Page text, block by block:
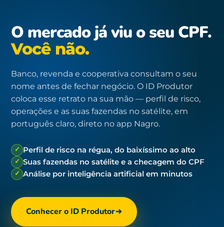
O mercado já viu o seu CPF.
Você não.
Banco, revenda e cooperativa consultam o seu
nome antes de fechar negócio. O ID Produtor
coloca esse retrato na sua mão — perfil de risco,
operações e as suas fazendas no satélite, em
português claro, direto no app Nagro.
✓ Perfil de risco na régua, do baixíssimo ao alto
✓ Suas fazendas no satélite e a checagem do CPF
✓ Análise por inteligência artificial em minutos
Conhecer o ID Produtor